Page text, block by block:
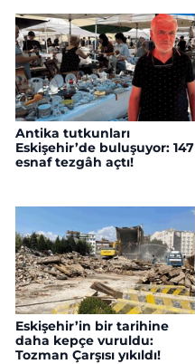
Antika tutkunları
Eskişehir’de buluşuyor: 147
esnaf tezgâh açtı!
Eskişehir’in bir tarihine
daha kepçe vuruldu:
Tozman Çarşısı yıkıldı!